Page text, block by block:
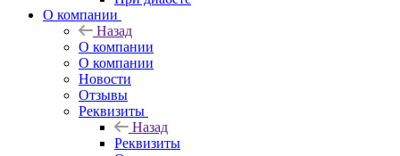
О компании
Назад
О компании
О компании
Новости
Отзывы
Реквизиты
Назад
Реквизиты